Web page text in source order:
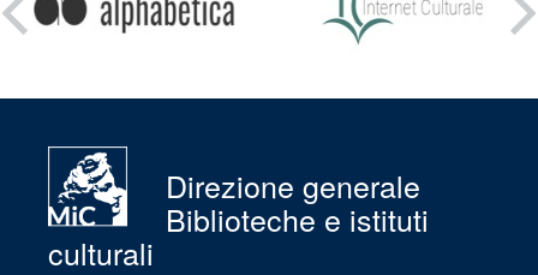
Direzione generale
Biblioteche e istituti
culturali